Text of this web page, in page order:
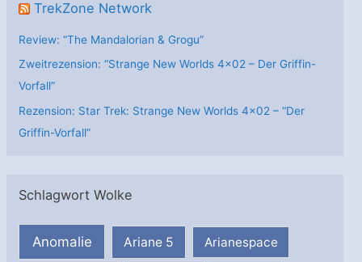
TrekZone Network
Review: “The Mandalorian & Grogu”
Zweitrezension: “Strange New Worlds 4×02 – Der Griffin-
Vorfall”
Rezension: Star Trek: Strange New Worlds 4×02 – “Der
Griffin-Vorfall”
Schlagwort Wolke
Anomalie Ariane 5 Arianespace